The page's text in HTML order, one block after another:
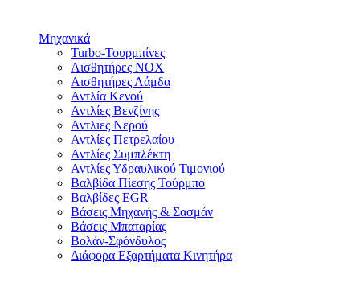
Μηχανικά
Turbo-Τουρμπίνες
Αισθητήρες NOX
Αισθητήρες Λάμδα
Αντλία Κενού
Αντλίες Βενζίνης
Αντλιες Νερού
Αντλίες Πετρελαίου
Αντλίες Συμπλέκτη
Αντλίες Υδραυλικού Τιμονιού
Βαλβίδα Πίεσης Τούρμπο
Βαλβίδες EGR
Βάσεις Μηχανής & Σασμάν
Βάσεις Μπαταρίας
Βολάν-Σφόνδυλος
Διάφορα Εξαρτήματα Κινητήρα